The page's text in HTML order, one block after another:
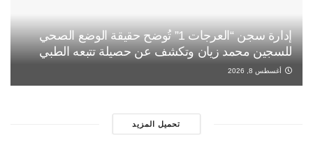
إدارة سجن “العرجات 1” تُوضح حقيقة الوضع الصحي
للسجين محمد زيان وتكشف عن حصيلة تتبعه الطبي
أغسطس 8, 2026
تحميل المزيد